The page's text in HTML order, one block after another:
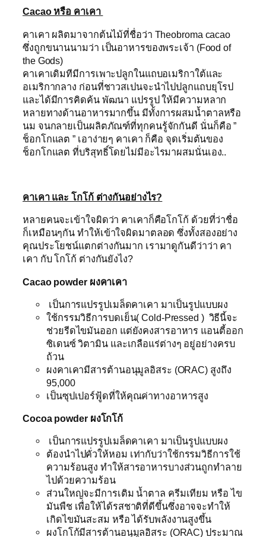
Cacao หรือ คาเคา
คาเคา ผลิตมาจากต้นไม้ที่ชื่อว่า Theobroma cacao
ซึ่งถูกขนานนามว่า เป็นอาหารของพระเจ้า (Food of
the Gods)
คาเคาเดิมทีมีการเพาะปลูกในแถบอเมริกาใต้และ
อเมริกากลาง ก่อนที่ชาวสเปนจะนำไปปลูกแถบยุโรป
และได้มีการคิดค้น พัฒนา แปรรูป ให้มีความหลาก
หลายทางด้านอาหารมากขึ้น มีทั้งการผสมน้ำตาลหรือ
นม จนกลายเป็นผลิตภัณฑ์ที่ทุกคนรู้จักกันดี นั่นก็คือ ”
ช็อกโกแลต ” เอาง่ายๆ คาเคา ก็คือ จุดเริ่มต้นของ
ช็อกโกแลต ที่บริสุทธิ์โดยไม่มีอะไรมาผสมนั่นเอง..
คาเคา และ โกโก้ ต่างกันอย่างไร?
หลายคนจะเข้าใจผิดว่า คาเคาก็คือโกโก้ ด้วยที่ว่าชื่อ
ก็เหมือนๆกัน ทำให้เข้าใจผิดมาตลอด ซึ่งทั้งสองอย่าง
คุณประโยชน์แตกต่างกันมาก เรามาดูกันดีว่าว่า คา
เคา กับ โกโก้ ต่างกันยังไง?
Cacao powder ผงคาเคา
เป็นการแปรรูปเมล็ดคาเคา มาเป็นรูปแบบผง
ใช้กรรมวิธีการบดเย็น( Cold-Pressed ) วิธีนี้จะ
ช่วยรีดไขมันออก แต่ยังคงสารอาหาร แอนตี้ออก
ซิเดนซ์ วิตามิน และเกลือแร่ต่างๆ อยู่อย่างครบ
ถ้วน
ผงคาเคามีสารต้านอนุมูลอิสระ (ORAC) สูงถึง
95,000
เป็นซุปเปอร์ฟู้ดที่ให้คุณค่าทางอาหารสูง
Cocoa powder ผงโกโก้
เป็นการแปรรูปเมล็ดคาเคา มาเป็นรูปแบบผง
ต้องนำไปคั่วให้หอม เท่ากับว่าใช้กรรมวิธีการใช้
ความร้อนสูง ทำให้สารอาหารบางส่วนถูกทำลาย
ไปด้วยความร้อน
ส่วนใหญ่จะมีการเติม น้ำตาล ครีมเทียม หรือ ไข
มันพืช เพื่อให้ได้รสชาติที่ดีขึ้นซึ่งอาจจะทำให้
เกิดไขมันสะสม หรือ ได้รับพลังงานสูงขึ้น
ผงโกโก้มีสารต้านอนุมูลอิสระ (ORAC) ประมาณ